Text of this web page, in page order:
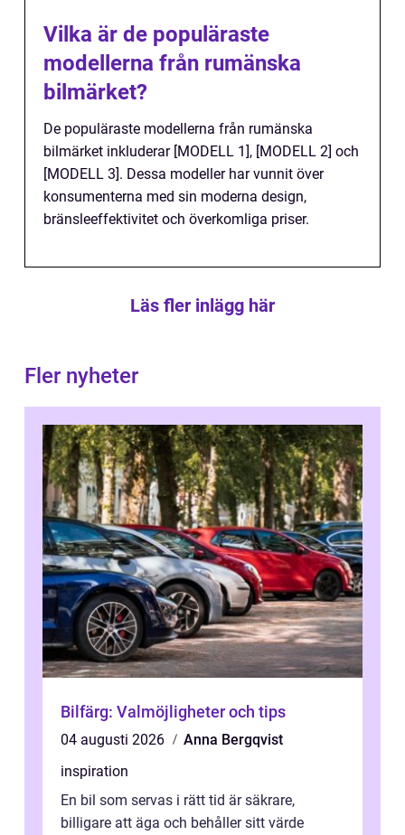
Vilka är de populäraste
modellerna från rumänska
bilmärket?
De populäraste modellerna från rumänska
bilmärket inkluderar [MODELL 1], [MODELL 2] och
[MODELL 3]. Dessa modeller har vunnit över
konsumenterna med sin moderna design,
bränsleeffektivitet och överkomliga priser.
Läs fler inlägg här
Fler nyheter
Bilfärg: Valmöjligheter och tips
04 augusti 2026
Anna Bergqvist
inspiration
En bil som servas i rätt tid är säkrare,
billigare att äga och behåller sitt värde